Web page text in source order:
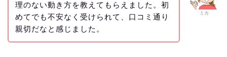
ミカ
理のない動き方を教えてもらえました。初
めてでも不安なく受けられて、口コミ通り
親切だなと感じました。